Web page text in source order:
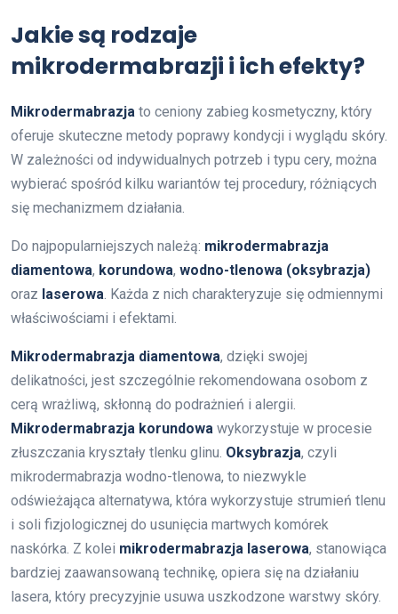
Jakie są rodzaje
mikrodermabrazji i ich efekty?
Mikrodermabrazja to ceniony zabieg kosmetyczny, który
oferuje skuteczne metody poprawy kondycji i wyglądu skóry.
W zależności od indywidualnych potrzeb i typu cery, można
wybierać spośród kilku wariantów tej procedury, różniących
się mechanizmem działania.
Do najpopularniejszych należą: mikrodermabrazja
diamentowa, korundowa, wodno-tlenowa (oksybrazja)
oraz laserowa. Każda z nich charakteryzuje się odmiennymi
właściwościami i efektami.
Mikrodermabrazja diamentowa, dzięki swojej
delikatności, jest szczególnie rekomendowana osobom z
cerą wrażliwą, skłonną do podrażnień i alergii.
Mikrodermabrazja korundowa wykorzystuje w procesie
złuszczania kryształy tlenku glinu. Oksybrazja, czyli
mikrodermabrazja wodno-tlenowa, to niezwykle
odświeżająca alternatywa, która wykorzystuje strumień tlenu
i soli fizjologicznej do usunięcia martwych komórek
naskórka. Z kolei mikrodermabrazja laserowa, stanowiąca
bardziej zaawansowaną technikę, opiera się na działaniu
lasera, który precyzyjnie usuwa uszkodzone warstwy skóry.